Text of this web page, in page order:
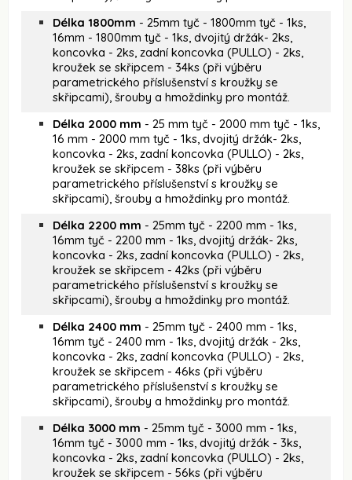
Délka 1800mm - 25mm tyč - 1800mm tyč - 1ks,
16mm - 1800mm tyč - 1ks, dvojitý držák- 2ks,
koncovka - 2ks, zadní koncovka (PULLO) - 2ks,
kroužek se skřipcem - 34ks (při výběru
parametrického příslušenství s kroužky se
skřipcami), šrouby a hmoždinky pro montáž.
Délka 2000 mm - 25 mm tyč - 2000 mm tyč - 1ks,
16 mm - 2000 mm tyč - 1ks, dvojitý držák- 2ks,
koncovka - 2ks, zadní koncovka (PULLO) - 2ks,
kroužek se skřipcem - 38ks (při výběru
parametrického příslušenství s kroužky se
skřipcami), šrouby a hmoždinky pro montáž.
Délka 2200 mm - 25mm tyč - 2200 mm - 1ks,
16mm tyč - 2200 mm - 1ks, dvojitý držák- 2ks,
koncovka - 2ks, zadní koncovka (PULLO) - 2ks,
kroužek se skřipcem - 42ks (při výběru
parametrického příslušenství s kroužky se
skřipcami), šrouby a hmoždinky pro montáž.
Délka 2400 mm - 25mm tyč - 2400 mm - 1ks,
16mm tyč - 2400 mm - 1ks, dvojitý držák - 2ks,
koncovka - 2ks, zadní koncovka (PULLO) - 2ks,
kroužek se skřipcem - 46ks (při výběru
parametrického příslušenství s kroužky se
skřipcami), šrouby a hmoždinky pro montáž.
Délka 3000 mm - 25mm tyč - 3000 mm - 1ks,
16mm tyč - 3000 mm - 1ks, dvojitý držák - 3ks,
koncovka - 2ks, zadní koncovka (PULLO) - 2ks,
kroužek se skřipcem - 56ks (při výběru